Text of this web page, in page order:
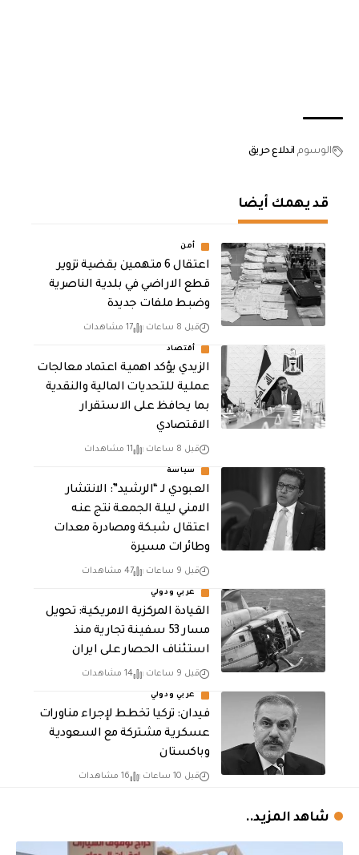
الوسوم اندلاع حريق
قد يهمك أيضا
أمن
اعتقال 6 متهمين بقضية تزوير
قطع الاراضي في بلدية الناصرية
وضبط ملفات جديدة
قبل 8 ساعات 17 مشاهدات
أقتصاد
الزيدي يؤكد اهمية اعتماد معالجات
عملية للتحديات المالية والنقدية
بما يحافظ على الاستقرار
الاقتصادي
قبل 8 ساعات 11 مشاهدات
سياسة
العبودي لـ “الرشيد”: الانتشار
الامني ليلة الجمعة نتج عنه
اعتقال شبكة ومصادرة معدات
وطائرات مسيرة
قبل 9 ساعات 47 مشاهدات
عربي ودولي
القيادة المركزية الامريكية: تحويل
مسار 53 سفينة تجارية منذ
استئناف الحصار على ايران
قبل 9 ساعات 14 مشاهدات
عربي ودولي
فيدان: تركيا تخطط لإجراء مناورات
عسكرية مشتركة مع السعودية
وباكستان
قبل 10 ساعات 16 مشاهدات
شاهد المزيد..